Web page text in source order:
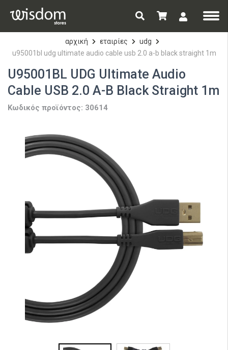
αρχική εταιρίες
udg
u95001bl udg ultimate audio cable usb 2.0 a-b black straight 1m
U95001BL UDG Ultimate Audio
Cable USB 2.0 A-B Black Straight 1m
Κωδικός προϊόντος: 30614